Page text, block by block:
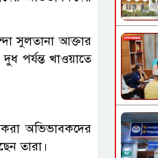
সুলতানা আক্তার
পর্যন্ত খাওয়াতে
অভিভাবকদের
তারা।